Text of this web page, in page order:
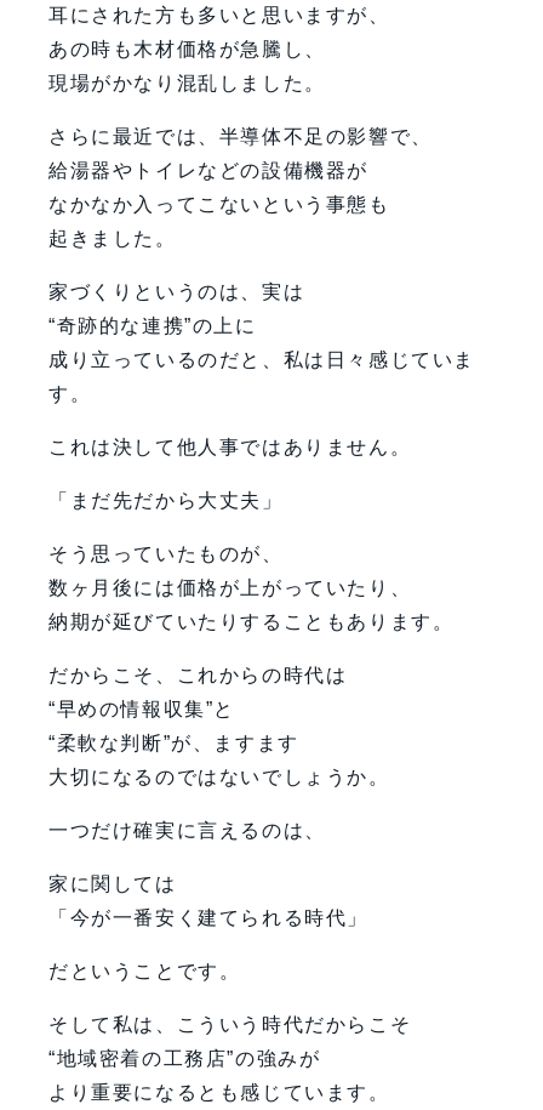
耳にされた方も多いと思いますが、
あの時も木材価格が急騰し、
現場がかなり混乱しました。
さらに最近では、半導体不足の影響で、
給湯器やトイレなどの設備機器が
なかなか入ってこないという事態も
起きました。
家づくりというのは、実は
“奇跡的な連携”の上に
成り立っているのだと、私は日々感じていま
す。
これは決して他人事ではありません。
「まだ先だから大丈夫」
そう思っていたものが、
数ヶ月後には価格が上がっていたり、
納期が延びていたりすることもあります。
だからこそ、これからの時代は
“早めの情報収集”と
“柔軟な判断”が、ますます
大切になるのではないでしょうか。
一つだけ確実に言えるのは、
家に関しては
「今が一番安く建てられる時代」
だということです。
そして私は、こういう時代だからこそ
“地域密着の工務店”の強みが
より重要になるとも感じています。